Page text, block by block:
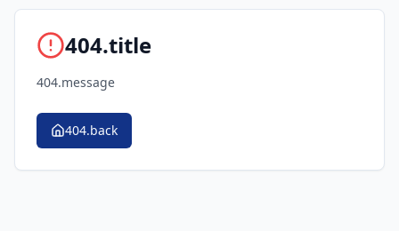
404.title
404.message
404.back